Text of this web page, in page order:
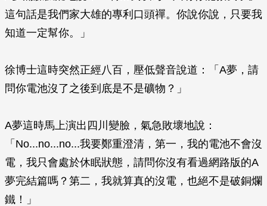
這句話是我們家大雄的專利口頭禪。你說你說，只要我
知道一定幫你。」
徐博士這時突然正經八百，壓低聲音說道：「A夢，請
問你電池沒了之後到底是不是礦物？」
A夢這時馬上演出四川變臉，氣急敗壞地說：
「No...no...no...我要鄭重澄清，第一，我的電池不會沒
電，我只會處於休眠狀態，請問你沒有看過網路版的A
夢完結篇嗎？第二，我就算真的沒電，也絕不是破銅爛
鐵！」